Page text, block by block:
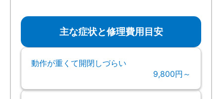
主な症状と修理費用目安
動作が重くて開閉しづらい
9,800円～